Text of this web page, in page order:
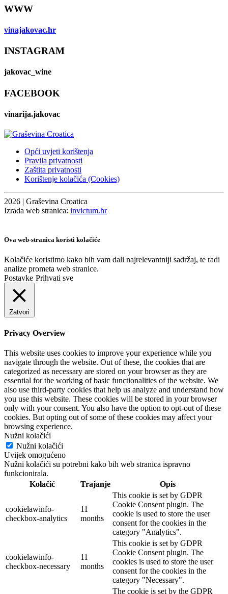
WWW
vinajakovac.hr
INSTAGRAM
jakovac_wine
FACEBOOK
vinarija.jakovac
Opći uvjeti korištenja
Pravila privatnosti
Zaštita privatnosti
Korištenje kolačića (Cookies)
2026 | Graševina Croatica
Izrada web stranica: invictum.hr
Ova web-stranica koristi kolačiće
Kolačiće koristimo kako bih vam dali najrelevantniji sadržaj, te radi
analize prometa web stranice.
Postavke Prihvati sve
Zatvori
Privacy Overview
This website uses cookies to improve your experience while you
navigate through the website. Out of these, the cookies that are
categorized as necessary are stored on your browser as they are
essential for the working of basic functionalities of the website. We
also use third-party cookies that help us analyze and understand how
you use this website. These cookies will be stored in your browser
only with your consent. You also have the option to opt-out of these
cookies. But opting out of some of these cookies may affect your
browsing experience.
Nužni kolačići
Nužni kolačići
Uvijek omogućeno
Nužni kolačići su potrebni kako bih web stranica ispravno
funkcionirala.
Kolačić
Trajanje Opis
cookielawinfo-
checkbox-analytics
11
months
This cookie is set by GDPR
Cookie Consent plugin. The
cookie is used to store the user
consent for the cookies in the
category "Analytics".
cookielawinfo-
checkbox-necessary
11
months
This cookie is set by GDPR
Cookie Consent plugin. The
cookies is used to store the user
consent for the cookies in the
category "Necessary".
The cookie is set by the GDPR